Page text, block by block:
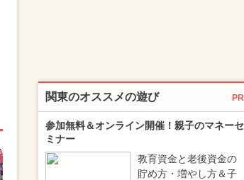
関東のオススメの遊び PR
参加無料＆オンライン開催！親子のマネーセ
ミナー
教育資金と老後資金の
貯め方・増やし方＆子